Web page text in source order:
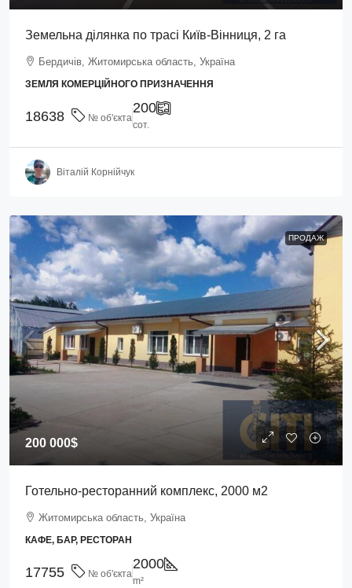
Земельна ділянка по трасі Київ-Вінниця, 2 га
Бердичів, Житомирська область, Україна
ЗЕМЛЯ КОМЕРЦІЙНОГО ПРИЗНАЧЕННЯ
18638 № об'єкта
200
сот.
Віталій Корнійчук
ПРОДАЖ
200 000$
Готельно-ресторанний комплекс, 2000 м2
Житомирська область, Україна
КАФЕ, БАР, РЕСТОРАН
17755 № об'єкта
2000
m²